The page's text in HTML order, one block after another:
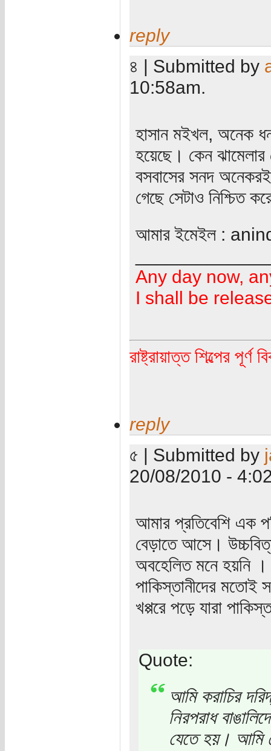
reply
৪ | Submitted by
10:58am.
হাসান মইখল, অনেক
হয়েছে। কেন ঝামেলার
বসবাসের সনদ
গেছে সেটাও নিশ্চিত
আমার ইমেইল :
Any day now,
I shall be
রাষ্ট্রায়াত্ত শিল্পের পূর্ণ
reply
৫ | Submitted by
20/08/2010 -
আমার প্রতিবেশি এক
বেড়াতে আসে।
অবহেলিত মনে হয়নি ।
পাকিস্তানীদের মতোই
খপ্পরে পড়ে যারা
Quote:
আমি করাচির
নিরপরাধ
যেতে হয়। আমি